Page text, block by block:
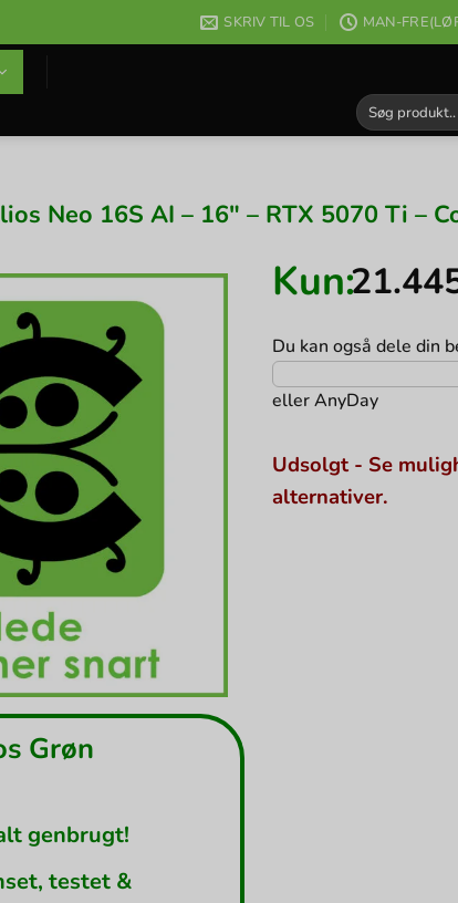
SKRIV TIL OS MAN-
Søg
efter:
Neo 16S AI – 16″ – RTX 5070 Ti –
Grøn
genbrugt!
testet &
Kun:
Du kan også dele din
ellerAnyDay
Udsolgt - Se
alternativer.